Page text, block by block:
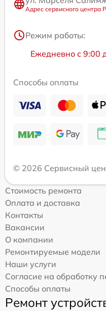
Адрес сервисного центра
Режим работы:
Ежедневно с 9:00
Способы оплаты
© 2026 Сервисный
Стоимость ремонта
Оплата и доставка
Контакты
Вакансии
О компании
Ремонтируемые модели
Наши услуги
Согласие на обработку
Способы оплаты
Ремонт